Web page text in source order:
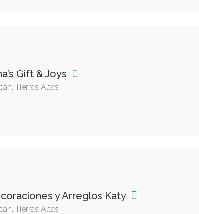
Gift & Joys
Tierras Altas
y Arreglos Katy
Tierras Altas